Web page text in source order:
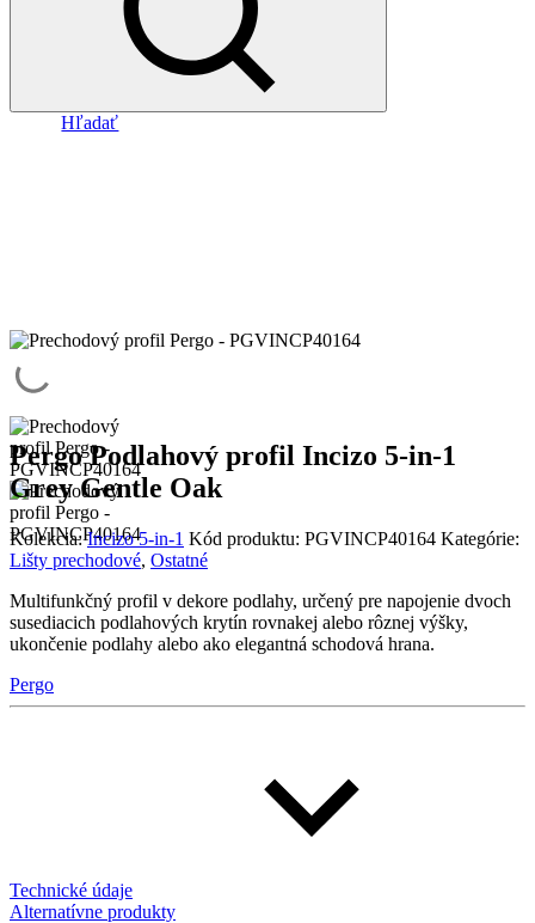
Hľadať
Pergo Podlahový profil Incizo 5-in-1
Grey Gentle Oak
Kolekcia:Incizo 5-in-1 Kód produktu: PGVINCP40164 Kategórie:
Lišty prechodové, Ostatné
Multifunkčný profil v dekore podlahy, určený pre napojenie dvoch
susediacich podlahových krytín rovnakej alebo rôznej výšky,
ukončenie podlahy alebo ako elegantná schodová hrana.
Pergo
Technické údaje
Alternatívne produkty